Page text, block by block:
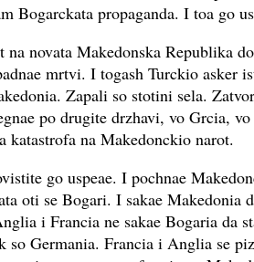
Bogarckata propaganda. I toa go
na novata Makedonska Republika
mrtvi. I togash Turckio asker
Zapali so stotini sela.
po drugite drzhavi, vo Grcia,
katastrofa na Makedonckio narot.
go uspeae. I pochnae
oti se Bogari. I sakae Makedonia
i Francia ne sakae Bogaria da
so Germania. Francia i Anglia se